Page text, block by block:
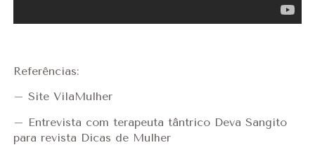
Referências:
– Site VilaMulher
– Entrevista com terapeuta tântrico Deva Sangito
para revista Dicas de Mulher